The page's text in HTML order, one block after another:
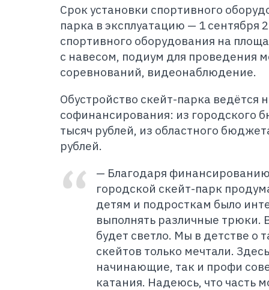
Срок установки спортивного
парка в эксплуатацию — 1 сентября
спортивного оборудования на
с навесом, подиум для проведения
соревнований, видеонаблюдение.
Обустройство скейт-парка ведётся
софинансирования: из городского
тысяч рублей, из областного
рублей.
— Благодаря
городской скейт-парк
детям и подросткам было
выполнять различные трюки.
будет светло. Мы в детстве о
скейтов только мечтали.
начинающие, так и профи
катания. Надеюсь, что часть